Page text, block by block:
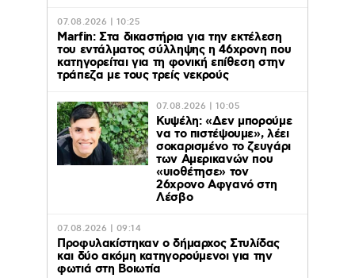
07.08.2026 | 10:25
Marfin: Στα δικαστήρια για την εκτέλεση
του εντάλματος σύλληψης η 46χρονη που
κατηγορείται για τη φονική επίθεση στην
τράπεζα με τους τρείς νεκρούς
07.08.2026 | 10:05
Κυψέλη: «Δεν μπορούμε
να το πιστέψουμε», λέει
σοκαρισμένο το ζευγάρι
των Αμερικανών που
«υιοθέτησε» τον
26χρονο Αφγανό στη
Λέσβο
07.08.2026 | 09:14
Προφυλακίστηκαν ο δήμαρχος Στυλίδας
και δύο ακόμη κατηγορούμενοι για την
φωτιά στη Βοιωτία